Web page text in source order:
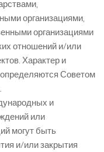
организациями,
организациями
отношений и/или
Характер и
Советом
и
или
могут быть
и/или закрытия